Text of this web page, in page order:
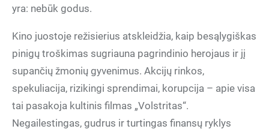
yra: nebūk godus.
Kino juostoje režisierius atskleidžia, kaip besąlygiškas
pinigų troškimas sugriauna pagrindinio herojaus ir jį
supančių žmonių gyvenimus. Akcijų rinkos,
spekuliacija, rizikingi sprendimai, korupcija – apie visa
tai pasakoja kultinis filmas „Volstritas“.
Negailestingas, gudrus ir turtingas finansų ryklys